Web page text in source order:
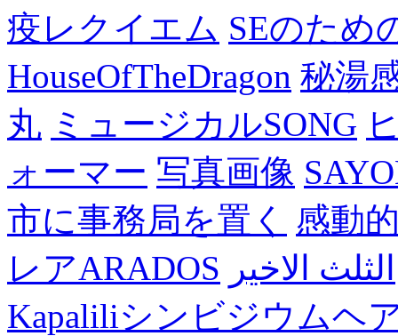
疫レクイエム SEのため
HouseOfTheDragon 秘湯
丸 ミュージカルSONG
ォーマー 写真画像
市に事務局を置く
感動
レアARADOS الثلث الاخير
Kapaliliシンビジウムヘ